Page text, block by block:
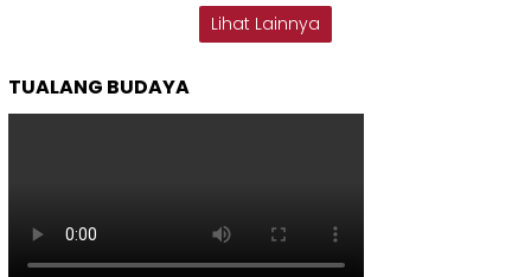
Lihat Lainnya
TUALANG BUDAYA